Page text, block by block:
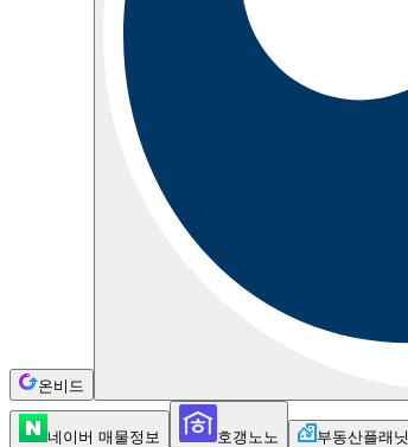
온비드
네이버 매물정보 호갱노노
부동산플래닛